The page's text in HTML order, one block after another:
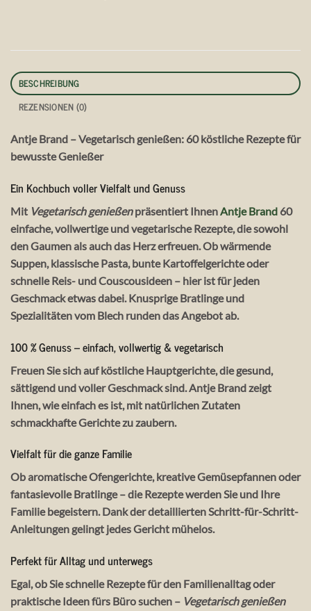
BESCHREIBUNG
REZENSIONEN (0)
Antje Brand – Vegetarisch genießen: 60 köstliche Rezepte für
bewusste Genießer
Ein Kochbuch voller Vielfalt und Genuss
Mit Vegetarisch genießenpräsentiert Ihnen Antje Brand 60
einfache, vollwertige und vegetarische Rezepte, die sowohl
den Gaumen als auch das Herz erfreuen. Ob wärmende
Suppen, klassische Pasta, bunte Kartoffelgerichte oder
schnelle Reis- und Couscousideen – hier ist für jeden
Geschmack etwas dabei. Knusprige Bratlinge und
Spezialitäten vom Blech runden das Angebot ab.
100 % Genuss – einfach, vollwertig & vegetarisch
Freuen Sie sich auf köstliche Hauptgerichte, die gesund,
sättigend und voller Geschmack sind. Antje Brand zeigt
Ihnen, wie einfach es ist, mit natürlichen Zutaten
schmackhafte Gerichte zu zaubern.
Vielfalt für die ganze Familie
Ob aromatische Ofengerichte, kreative Gemüsepfannen oder
fantasievolle Bratlinge – die Rezepte werden Sie und Ihre
Familie begeistern. Dank der detaillierten Schritt-für-Schritt-
Anleitungen gelingt jedes Gericht mühelos.
Perfekt für Alltag und unterwegs
Egal, ob Sie schnelle Rezepte für den Familienalltag oder
praktische Ideen fürs Büro suchen – Vegetarisch genießen